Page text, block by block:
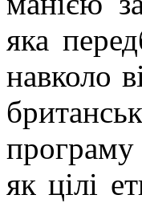
яка
навколо
програму
як цілі